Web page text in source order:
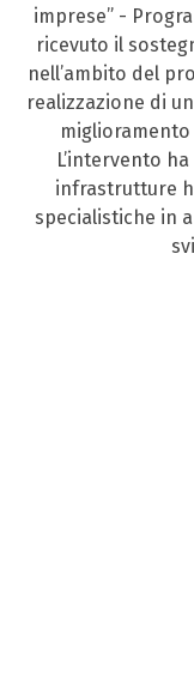
imprese” -
ricevuto il
nell’ambito del
realizzazione di
L’intervento
infrastrutture
specialistiche in